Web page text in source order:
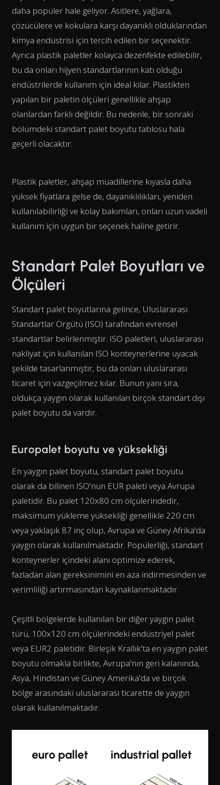
daha popüler hale geliyor. Asitlere, yağlara,
çözücülere ve kokulara karşı dayanıklı olduklarından
kimya endüstrisi için tercih edilen bir seçenektir.
Ayrıca plastik paletler kolayca dezenfekte edilebilir,
bu da onları hijyen standartlarının katı olduğu
endüstrilerde kullanım için ideal kılar. Plastikten
yapılan bir paletin ölçüleri genellikle ahşap
olanlardan farklı değildir. Bu nedenle, bir sonraki
bölümdeki standart palet boyutu tablosu hala
geçerli olacaktır.
Plastik paletler, ahşap muadillerine kıyasla daha
yüksek fiyatlara gelse de, dayanıklılıkları, yeniden
kullanılabilirliği ve kolay bakımları, onları uzun vadeli
kullanım için uygun bir seçenek haline getirir.
Standart Palet Boyutları ve
Ölçüleri
Standart palet boyutlarına gelince, Uluslararası
Standartlar Örgütü (ISO) tarafından evrensel
standartlar belirlenmiştir. ISO paletleri, uluslararası
nakliyat için kullanılan ISO konteynerlerine uyacak
şekilde tasarlanmıştır, bu da onları uluslararası
ticaret için vazgeçilmez kılar. Bunun yanı sıra,
oldukça yaygın olarak kullanılan birçok standart dışı
palet boyutu da vardır.
Europalet boyutu ve yüksekliği
En yaygın palet boyutu, standart palet boyutu
olarak da bilinen ISO'nun EUR paleti veya Avrupa
paletidir. Bu palet 120x80 cm ölçülerindedir,
maksimum yükleme yüksekliği genellikle 220 cm
veya yaklaşık 87 inç olup, Avrupa ve Güney Afrika'da
yaygın olarak kullanılmaktadır. Popülerliği, standart
konteynerler içindeki alanı optimize ederek,
fazladan alan gereksinimini en aza indirmesinden ve
verimliliği artırmasından kaynaklanmaktadır.
Çeşitli bölgelerde kullanılan bir diğer yaygın palet
türü, 100x120 cm ölçülerindeki endüstriyel palet
veya EUR2 paletidir. Birleşik Krallık'ta en yaygın palet
boyutu olmakla birlikte, Avrupa'nın geri kalanında,
Asya, Hindistan ve Güney Amerika'da ve birçok
bölge arasındaki uluslararası ticarette de yaygın
olarak kullanılmaktadır.